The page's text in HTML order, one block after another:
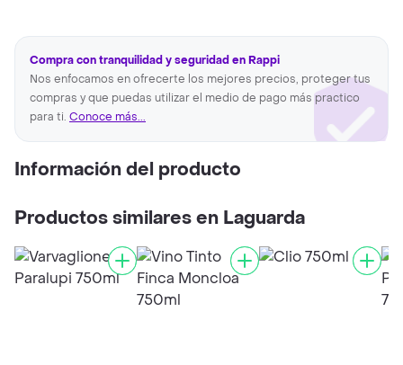
Compra con tranquilidad y seguridad en Rappi
Nos enfocamos en ofrecerte los mejores precios, proteger tus
compras y que puedas utilizar el medio de pago más practico
para ti. Conoce más...
Información del producto
Productos similares en Laguarda